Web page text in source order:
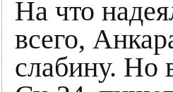
На что
всего,
слабину. Но